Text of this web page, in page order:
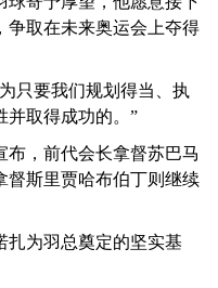
争取在未来奥运会上夺得
只要我们规划得当、执
并取得成功的。”
布，前代会长拿督苏巴马
督斯里贾哈布伯丁则继续
扎为羽总奠定的坚实基